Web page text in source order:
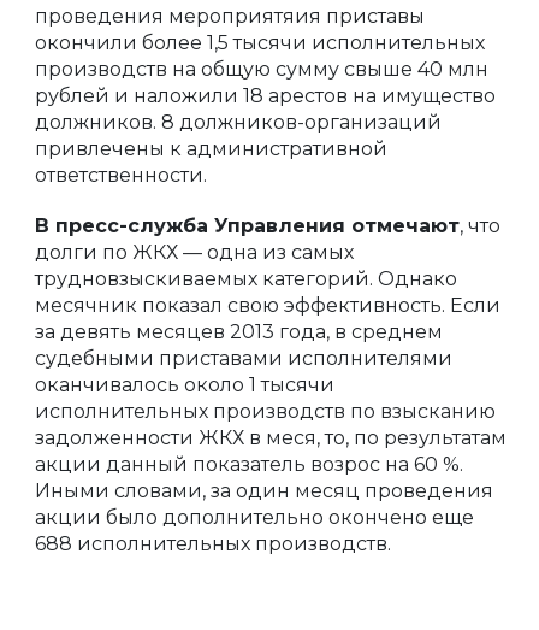
проведения мероприятяия приставы
окончили более 1,5 тысячи исполнительных
производств на общую сумму свыше 40 млн
рублей и наложили 18 арестов на имущество
должников. 8 должников-организаций
привлечены к административной
ответственности.
В пресс-служба Управления отмечают, что
долги по ЖКХ — одна из самых
трудновзыскиваемых категорий. Однако
месячник показал свою эффективность. Если
за девять месяцев 2013 года, в среднем
судебными приставами исполнителями
оканчивалось около 1 тысячи
исполнительных производств по взысканию
задолженности ЖКХ в меся, то, по результатам
акции данный показатель возрос на 60 %.
Иными словами, за один месяц проведения
акции было дополнительно окончено еще
688 исполнительных производств.